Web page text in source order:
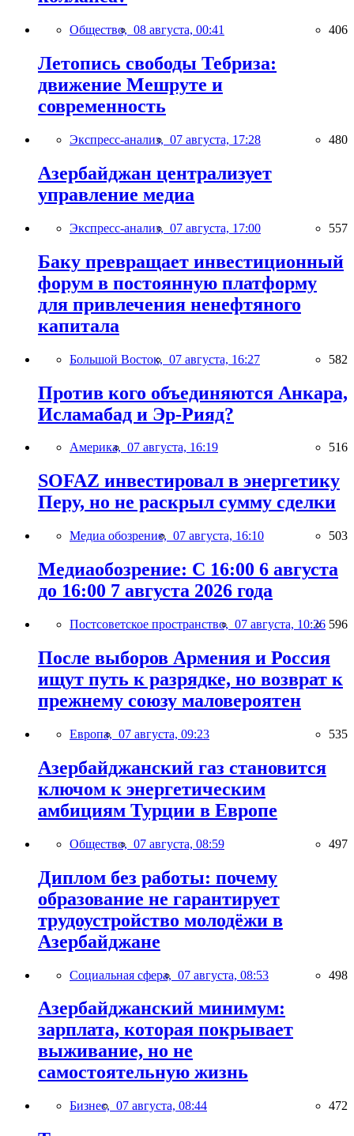
Общество, 08 августа, 00:41 406
Летопись свободы Тебриза:
движение Мешруте и
современность
Экспресс-анализ, 07 августа, 17:28 480
Азербайджан централизует
управление медиа
Экспресс-анализ, 07 августа, 17:00 557
Баку превращает инвестиционный
форум в постоянную платформу
для привлечения ненефтяного
капитала
Большой Восток, 07 августа, 16:27 582
Против кого объединяются Анкара,
Исламабад и Эр-Рияд?
Америка, 07 августа, 16:19 516
SOFAZ инвестировал в энергетику
Перу, но не раскрыл сумму сделки
Медиа обозрение, 07 августа, 16:10 503
Медиаобозрение: С 16:00 6 августа
до 16:00 7 августа 2026 года
Постсоветское пространство, 07 августа, 10:26 596
После выборов Армения и Россия
ищут путь к разрядке, но возврат к
прежнему союзу маловероятен
Европа, 07 августа, 09:23 535
Азербайджанский газ становится
ключом к энергетическим
амбициям Турции в Европе
Общество, 07 августа, 08:59 497
Диплом без работы: почему
образование не гарантирует
трудоустройство молодёжи в
Азербайджане
Социальная сфера, 07 августа, 08:53 498
Азербайджанский минимум:
зарплата, которая покрывает
выживание, но не
самостоятельную жизнь
Бизнес, 07 августа, 08:44 472